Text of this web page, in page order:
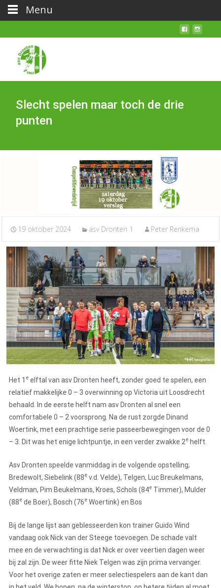
Slecht spelen maar toch de drie
punten
19 oktober 2024 asv Dronten 1 Peter Renkema
Het 1 e elftal van asv Dronten heeft, zonder goed te spelen, een
relatief makkelijke 0 – 3 overwinning op Victoria uit Loosdrecht
behaald. In de eerste helft nam asv Dronten al snel een
comfortabele 0 – 2 voorsprong. Na de rust zorgde Dinand
Woertink, met een prachtige serie passeerbewegingen voor de 0
– 3. Dit was het enige lichtpuntje, in een verder zwakke 2e helft.
Asv Dronten speelde vanmiddag in de volgende opstelling;
Bredewolt, Siebelink (88e v.d. Velde), Telgen, Luc Breukelmans,
Veldman, Pim Beukelmans, Kroes, Schols (84e Timmer), Mulder
(88e de Boer), Bosch (76e Woertink) en Bos
Bij de lange lijst aan geblesseerden kon trainer Guido Wind
vandaag ook Nick van der Steege toevoegen. De schade valt
mee en de verwachting is dat Nick er over veertien dagen weer
bij zal zijn. De weer fitte Niek Telgen was zijn prima vervanger.
Voor het overige zaten er meer selectiespelers aan de kant dan
Menu